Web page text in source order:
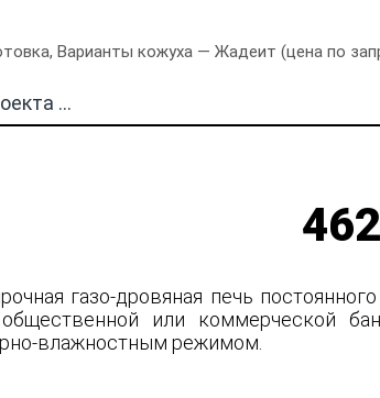
Варианты кожуха — Жадеит (цена по
газо-дровяная печь
или коммерческой
влажностным режимом.